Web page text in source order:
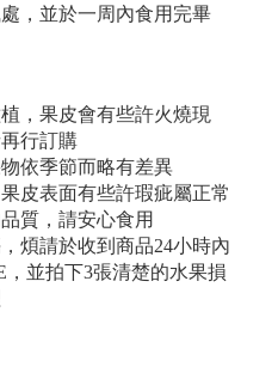
，並於一周內食用完畢
，果皮會有些許火燒現
行訂購
依季節而略有差異
皮表面有些許瑕疵屬正常
質，請安心食用
煩請於收到商品24小時內
並拍下3張清楚的水果損